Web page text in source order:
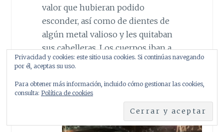
valor que hubieran podido
esconder, así como de dientes de
algún metal valioso y les quitaban
sus cabelleras. Los cuerpos iban a
fosas o al crematorio, donde más de
incineradas cada día.
Privacidad y cookies: este sitio usa cookies. Si continúas navegando
por él, aceptas su uso.
Para obtener más información, incluido cómo gestionar las cookies,
consulta: Política de cookies